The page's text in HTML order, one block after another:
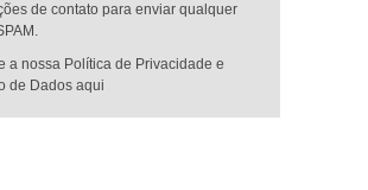
de contato para enviar qualquer
a nossa Política de Privacidade e
de Dados aqui